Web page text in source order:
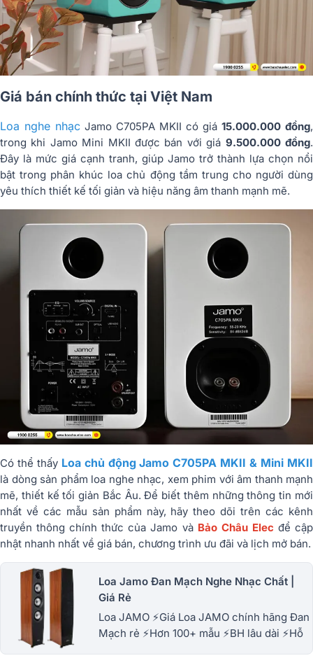
Giá bán chính thức tại Việt Nam
Loa nghe nhạc Jamo C705PA MKII có giá 15.000.000 đồng,
trong khi Jamo Mini MKII được bán với giá 9.500.000 đồng.
Đây là mức giá cạnh tranh, giúp Jamo trở thành lựa chọn nổi
bật trong phân khúc loa chủ động tầm trung cho người dùng
yêu thích thiết kế tối giản và hiệu năng âm thanh mạnh mẽ.
Có thể thấy Loa chủ động Jamo C705PA MKII & Mini MKII
là dòng sản phẩm loa nghe nhạc, xem phim với âm thanh mạnh
mẽ, thiết kế tối giản Bắc Âu. Để biết thêm những thông tin mới
nhất về các mẫu sản phẩm này, hãy theo dõi trên các kênh
truyền thông chính thức của Jamo và Bảo Châu Elec để cập
nhật nhanh nhất về giá bán, chương trình ưu đãi và lịch mở bán.
Loa Jamo Đan Mạch Nghe Nhạc Chất |
Giá Rẻ
Loa JAMO ⚡Giá Loa JAMO chính hãng Đan
Mạch rẻ ⚡Hơn 100+ mẫu ⚡BH lâu dài ⚡Hỗ